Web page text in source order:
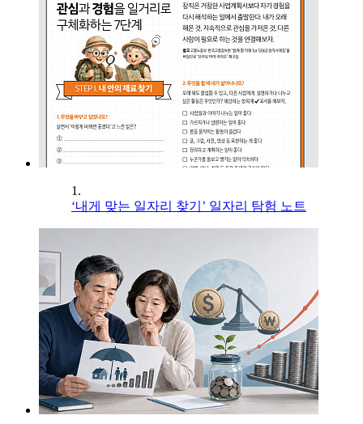
1.
‘내게 맞는 일자리 찾기’ 일자리 탐험 노트